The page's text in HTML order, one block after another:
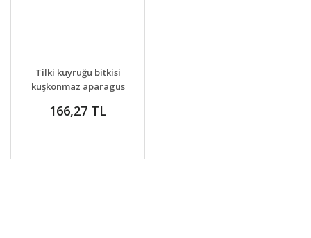
DETAYLAR
VER
Tilki kuyruğu bitkisi
kuşkonmaz aparagus
166,27 TL